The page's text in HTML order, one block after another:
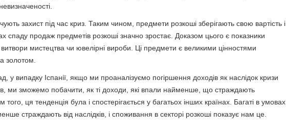
захист під час криз. Таким чином, предмети розкоші зберігають свою вартість і
спаду продаж предметів розкоші значно зростає. Доказом цього є показники
мистецтва чи ювелірні вироби. Ці предмети є великими цінностями
золотом.
у випадку Іспанії, якщо ми проаналізуємо погіршення доходів як наслідок кризи
ми зможемо побачити, як ті доходи, які впали найменше, що страждають
ця тенденція була і спостерігається у багатьох інших країнах. Багаті в умовах
страждають від наслідків, і споживання в секторі розкоші показує нам це.